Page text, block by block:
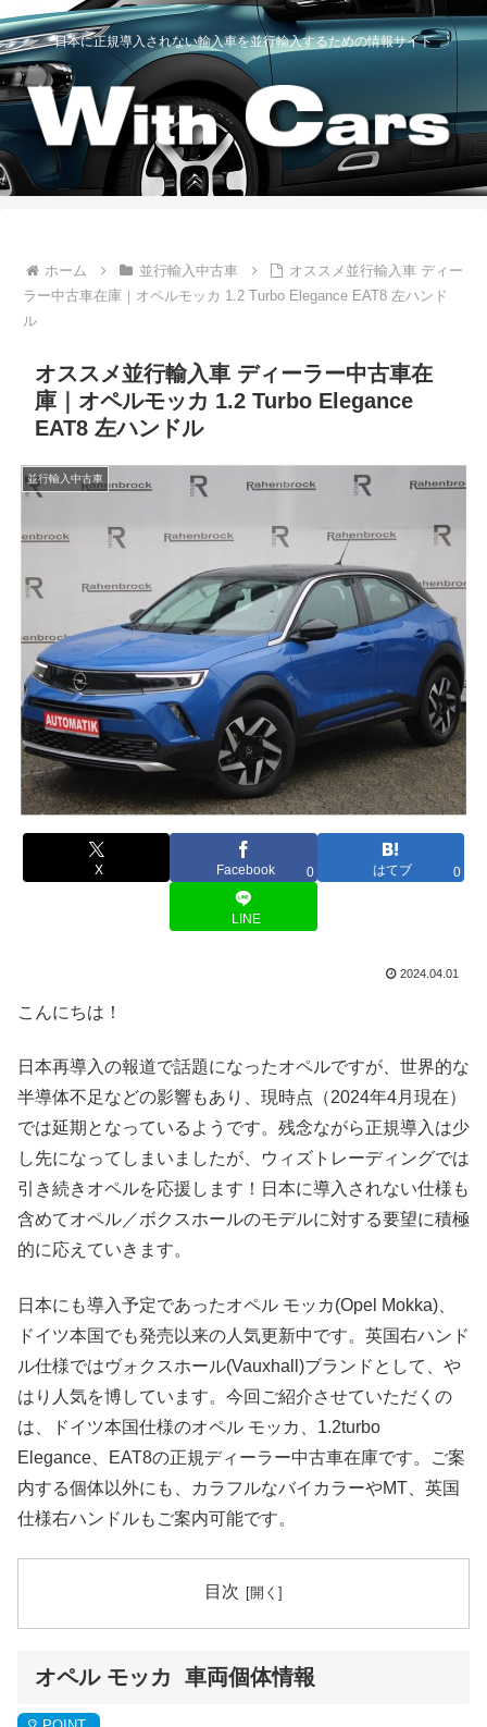
日本に正規導入されない輸入車を並行輸入するための情報サイト
ホーム 並行輸入中古車
オススメ並行輸入車 ディー
ラー中古車在庫｜オペルモッカ 1.2 Turbo Elegance EAT8 左ハンド
ル
オススメ並行輸入車 ディーラー中古車在
庫｜オペルモッカ 1.2 Turbo Elegance
EAT8 左ハンドル
並行輸入中古車
X Facebook 0 はてブ 0
LINE
2024.04.01
こんにちは！
日本再導入の報道で話題になったオペルですが、世界的な
半導体不足などの影響もあり、現時点（2024年4月現在）
では延期となっているようです。残念ながら正規導入は少
し先になってしまいましたが、ウィズトレーディングでは
引き続きオペルを応援します！日本に導入されない仕様も
含めてオペル／ボクスホールのモデルに対する要望に積極
的に応えていきます。
日本にも導入予定であったオペル モッカ(Opel Mokka)、
ドイツ本国でも発売以来の人気更新中です。英国右ハンド
ル仕様ではヴォクスホール(Vauxhall)ブランドとして、や
はり人気を博しています。今回ご紹介させていただくの
は、ドイツ本国仕様のオペル モッカ、1.2turbo
Elegance、EAT8の正規ディーラー中古車在庫です。ご案
内する個体以外にも、カラフルなバイカラーやMT、英国
仕様右ハンドルもご案内可能です。
目次
オペル モッカ 車両個体情報